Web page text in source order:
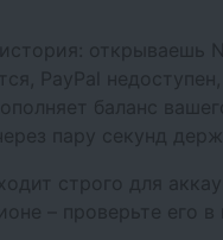
история: открываешь
PayPal
баланс
пару секунд
строго для
– проверьте его